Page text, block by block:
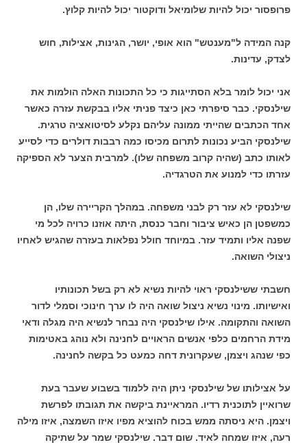
פרופסור יכול להיות שלומיאל ודוקטור יכול להיות קלוץ.
קנה המידה ל"מענטש" הוא אופי, יושר, הגינות, אצילות, חוש
לצדק, עדינות.
אני יכול לומר בלא הסתייגות כי כל התכונות האלה הולמות את
שילנסקי. כבר סיפרתי כאן כיצד פניתי אליו בבקשת עזרה כאשר
אחד הכתבים שהייתי ממונה עליהם נקלע לסיטואציה טרגית.
שילנסקי הביע נכונות לתרום מכיסו כמה רבבות דולרים כדי לסייע
לאותו כתב (שהיה קרוב משפחה שלו). למרבית הצער לא הספיקה
עזרתו כדי למנוע את הטרגדיה.
שילנסקי לא עזר רק לבני משפחה. במהלך הקריירה שלו, הן
כמשפטן הן כאיש ציבור וחבר כנסת, היתה אוזנו כרויה לכל מי
שפנה אליו ותמיד עזר. במיוחד חולל נפלאות בעזרה שהגיש לאחיו
ניצולי השואה.
חשבתי ששילנסקי ראוי להיות נשיא לא רק בשל תכונותיו
ואישיותו. מינוי נשיא ניצול שואה היה לו ערך חינוכי וסמלי לדור
השואה והתקומה. אילו שילנסקי היה נבחר לנשיא היה מגלה ודאי
מידת הרחמים כלפי אנשים הראויים לחנינה ולא נוהג באטימות
כפי שנהג ויצמן, שעקרונית דחה כמעט כל בקשה לחנינה.
על אצילותו של שילנסקי ניתן היה ללמוד בשבוע שעבר בעת
שרואיין לתוכנית רדיו. המראיינת ביקשה את תגובתו לפרשת
ויצמן. היא ניסתה ממש בכוח להוציא מפיו איזו השמצה, איזו מילה
רעה, איזו שמחה לאיד. שום דבר. שילנסקי שמר על שתיקה